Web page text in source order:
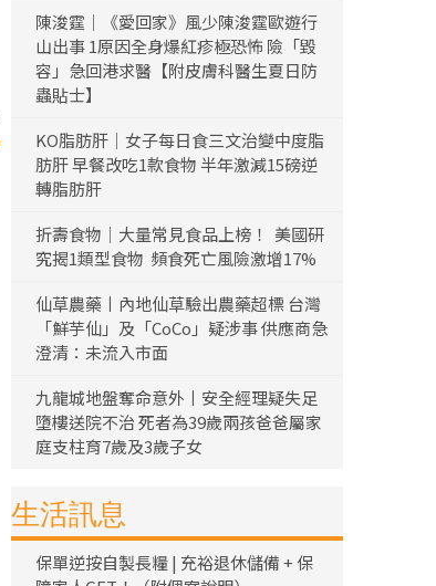
陳浚霆｜《愛回家》風少陳浚霆歐遊行
山出事 1原因全身爆紅疹極恐怖 險「毀
容」急回港求醫【附皮膚科醫生夏日防
蟲貼士】
KO脂肪肝｜女子每日食三文治變中度脂
肪肝 早餐改吃1款食物 半年激減15磅逆
轉脂肪肝
折壽食物｜大量常見食品上榜！ 美國研
究揭1類型食物 頻食死亡風險激增17%
仙草農藥丨內地仙草驗出農藥超標 台灣
「鮮芋仙」及「CoCo」疑涉事 供應商急
澄清：未流入市面
九龍城地盤奪命意外丨安全經理疑失足
墮樓送院不治 死者為39歲兩孩爸爸屬家
庭支柱育7歲及3歲子女
生活訊息
保單逆按自製長糧 | 充裕退休儲備 + 保